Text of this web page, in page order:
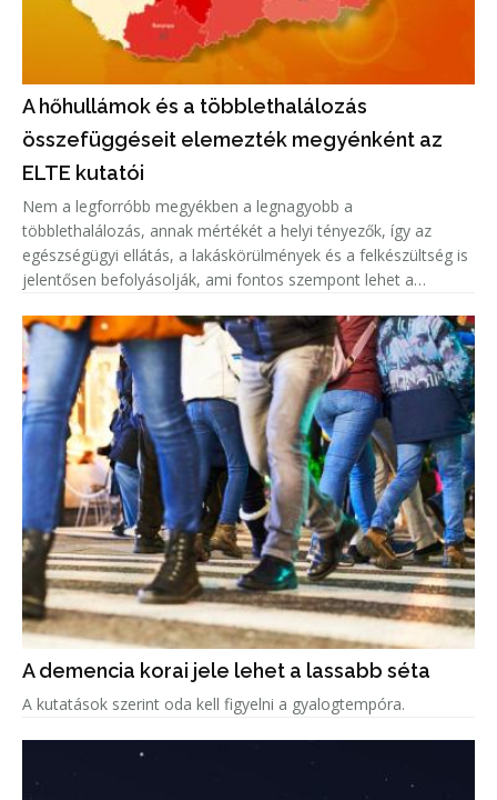
A hőhullámok és a többlethalálozás
összefüggéseit elemezték megyénként az
ELTE kutatói
Nem a legforróbb megyékben a legnagyobb a
többlethalálozás, annak mértékét a helyi tényezők, így az
egészségügyi ellátás, a lakáskörülmények és a felkészültség is
jelentősen befolyásolják, ami fontos szempont lehet a
A demencia korai jele lehet a lassabb séta
A kutatások szerint oda kell figyelni a gyalogtempóra.